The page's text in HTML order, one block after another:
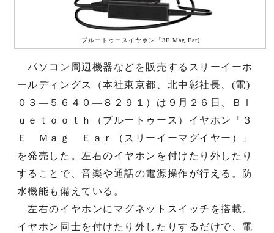
ブルートゥースイヤホン「3E Mag Ear]
パソコン周辺機器などを販売するスリーイーホ
ールディングス（本社東京都、北中彰社長、(電)
０３―５６４０―８２９１）は９月２６日、Ｂｌ
ｕｅｔｏｏｔｈ（ブルートゥース）イヤホン「３
Ｅ Ｍａｇ Ｅａｒ（スリーイーマグイヤー）」
を発売した。左右のイヤホンを付けたり外したり
することで、音楽や通話の電源操作が行える。防
水機能も備えている。
左右のイヤホンにマグネットスイッチを搭載。
イヤホン同士を付けたり外したりするだけで、電